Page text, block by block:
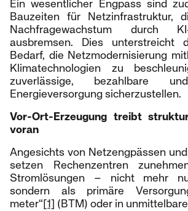
Ein wesentlicher Engpass sind
Bauzeiten für Netzinfrastruktur,
Nachfragewachstum durch
ausbremsen. Dies unterstreicht
Bedarf, die Netzmodernisierung
Klimatechnologien zu
zuverlässige, bezahlbare
Energieversorgung sicherzustellen.
Vor-Ort-Erzeugung treibt
voran
Angesichts von Netzengpässen
setzen Rechenzentren
Stromlösungen – nicht mehr
sondern als primäre
meter“[1] (BTM) oder in